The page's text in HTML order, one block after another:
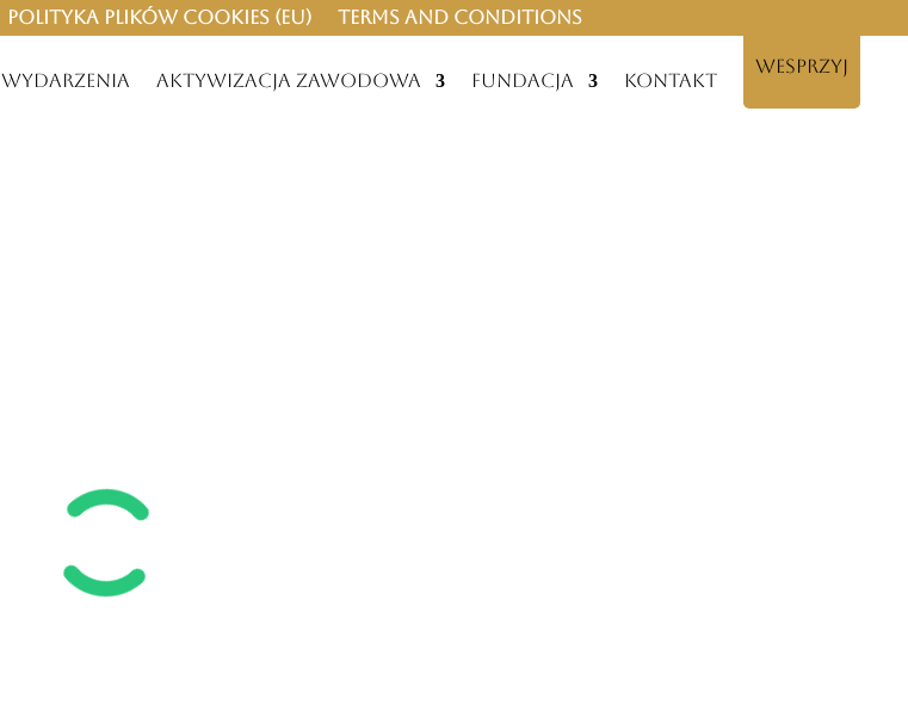
Polityka plików cookies (EU) Terms and Conditions
Wydarzenia Aktywizacja zawodowa Fundacja Kontakt
wesprzyj